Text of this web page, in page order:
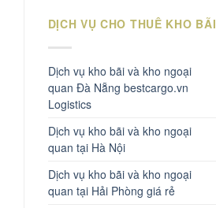
DỊCH VỤ CHO THUÊ KHO BÃI
Dịch vụ kho bãi và kho ngoại
quan Đà Nẵng bestcargo.vn
Logistics
Dịch vụ kho bãi và kho ngoại
quan tại Hà Nội
Dịch vụ kho bãi và kho ngoại
quan tại Hải Phòng giá rẻ